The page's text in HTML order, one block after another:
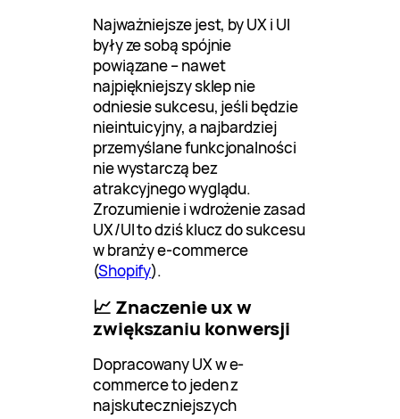
Najważniejsze jest, by UX i UI
były ze sobą spójnie
powiązane – nawet
najpiękniejszy sklep nie
odniesie sukcesu, jeśli będzie
nieintuicyjny, a najbardziej
przemyślane funkcjonalności
nie wystarczą bez
atrakcyjnego wyglądu.
Zrozumienie i wdrożenie zasad
UX/UI to dziś klucz do sukcesu
w branży e-commerce
(Shopify).
📈 Znaczenie ux w
zwiększaniu konwersji
Dopracowany UX w e-
commerce to jeden z
najskuteczniejszych